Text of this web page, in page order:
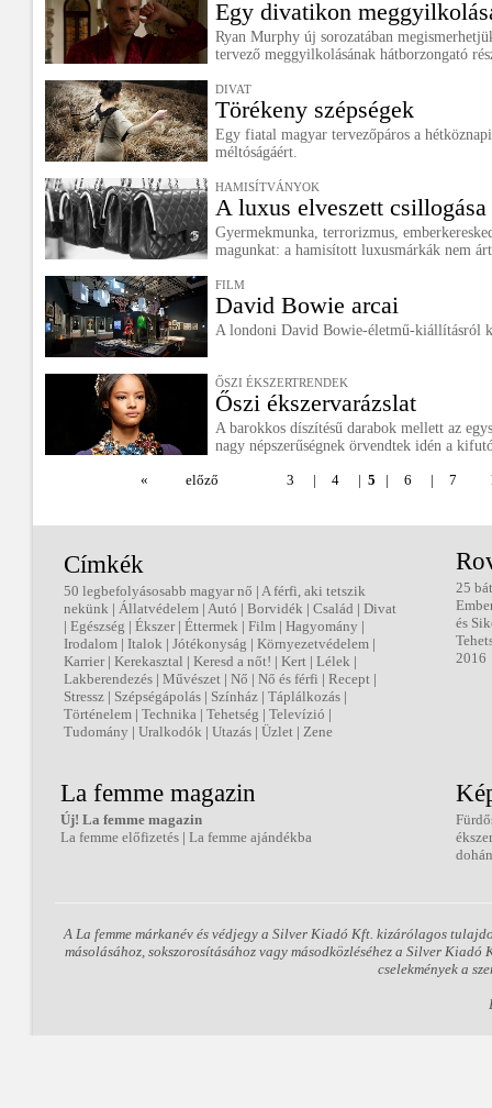
Egy divatikon
Ryan Murphy új sorozatában
tervező meggyilkolásának hátborzongató
DIVAT
Törékeny szépségek
Egy fiatal magyar tervezőpáros a
méltóságáért.
HAMISÍTVÁNYOK
A luxus elveszett csillogása
Gyermekmunka, terrorizmus,
magunkat: a hamisított luxusmárkák nem
FILM
David Bowie arcai
A londoni David Bowie-életmű-kiállításról
ŐSZI ÉKSZERTRENDEK
Őszi ékszervarázslat
A barokkos díszítésű darabok mellett az
nagy népszerűségnek örvendtek idén a
« előző 3 | 4 | 5 | 6 | 7
Címkék
50 legbefolyásosabb magyar nő | A férfi, aki tetszik
nekünk | Állatvédelem | Autó | Borvidék | Család | Divat
| Egészség | Ékszer| Éttermek | Film | Hagyomány |
Irodalom | Italok | Jótékonyság | Környezetvédelem |
Karrier| Kerekasztal | Keresd a nőt! | Kert | Lélek |
Lakberendezés | Művészet | Nő | Nő és férfi | Recept |
Stressz | Szépségápolás | Színház | Táplálkozás |
Történelem | Technika | Tehetség | Televízió |
Tudomány | Uralkodók | Utazás | Üzlet | Zene
25
és
2016
La femme magazin
Új! La femme magazin
La femme előfizetés | La femme ajándékba
A La femme márkanév és védjegy a Silver Kiadó Kft. kizárólagos
másolásához, sokszorosításához vagy másodközléséhez a Silver
cselekmények a